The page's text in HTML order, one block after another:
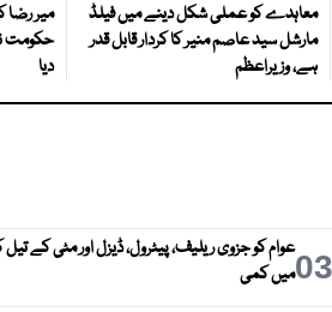
معاہدے کو عملی شکل دینے میں فیلڈ
مارشل سید عاصم منیر کا کردار قابل قدر
ہے، وزیراعظم
میر رضا
حکومت
دیا
03عوام کو جزوی ریلیف، پیٹرول، ڈیزل اور مٹی کے
میں کمی